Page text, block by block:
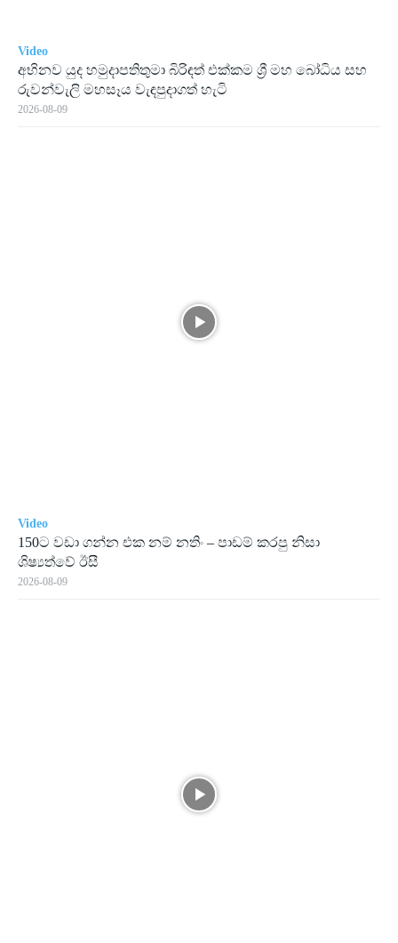
Video
අභිනව යුද හමුදාපතිතුමා බිරිඳත් එක්කම ශ්‍රී මහ බෝධිය සහ
රුවන්වැලි මහසෑය වැඳපුදාගත් හැටි
2026-08-09
Video
150ට වඩා ගන්න එක නම් නතිං – පාඩම් කරපු නිසා
ශිෂ්‍යත්වේ ඊසී
2026-08-09